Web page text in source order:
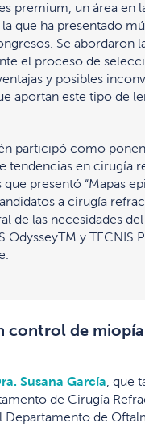
premium, un área en
que ha presentado
Se abordaron
el proceso de
y posibles
aportan este tipo de
participó como
tendencias en cirugía
presentó “Mapas
a cirugía
de las necesidades
OdysseyTM y TECNIS
control de miopía
Susana García , que
de Cirugía
Departamento de